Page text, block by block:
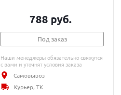
788 руб.
Под заказ
Наши менеджеры обязательно свяжутся
с вами и уточнят условия заказа
Самовывоз
Курьер, ТК